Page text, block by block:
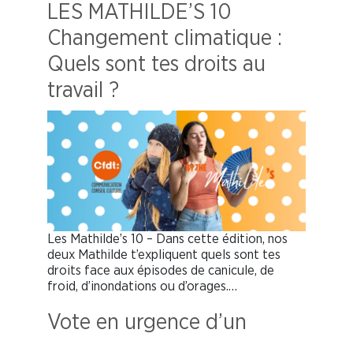
LES MATHILDE’S 10
Changement climatique :
Quels sont tes droits au
travail ?
Les Mathilde’s 10 – Dans cette édition, nos
deux Mathilde t’expliquent quels sont tes
droits face aux épisodes de canicule, de
froid, d’inondations ou d’orages.…
Vote en urgence d’un